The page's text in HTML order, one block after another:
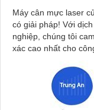
Máy cân mực laser
có giải pháp! Với
nghiệp, chúng tôi
xác cao nhất cho